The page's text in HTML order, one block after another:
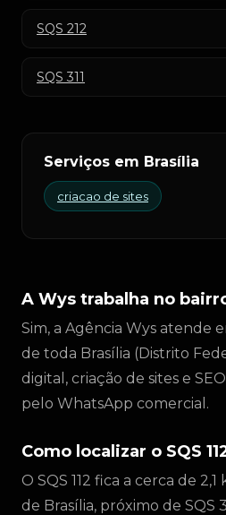
SQS 212
SQS 311
Serviços em Brasília
criacao de sites
A Wys trabalha no bairro
Sim, a Agência Wys atende
de toda Brasília (Distrito
digital, criação de sites e
pelo WhatsApp comercial.
Como localizar o SQS
O SQS 112 fica a cerca de
de Brasília, próximo de SQS